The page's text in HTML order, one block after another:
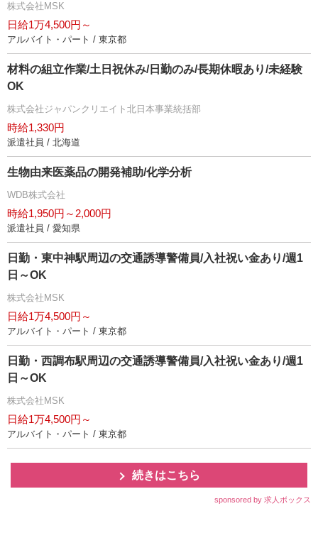
株式会社MSK
日給1万4,500円～
アルバイト・パート / 東京都
材料の組立作業/土日祝休み/日勤のみ/長期休暇あり/未経験
OK
株式会社ジャパンクリエイト北日本事業統括部
時給1,330円
派遣社員 / 北海道
生物由来医薬品の開発補助/化学分析
WDB株式会社
時給1,950円～2,000円
派遣社員 / 愛知県
日勤・東中神駅周辺の交通誘導警備員/入社祝い金あり/週1
日～OK
株式会社MSK
日給1万4,500円～
アルバイト・パート / 東京都
日勤・西調布駅周辺の交通誘導警備員/入社祝い金あり/週1
日～OK
株式会社MSK
日給1万4,500円～
アルバイト・パート / 東京都
続きはこちら
sponsored by 求人ボックス